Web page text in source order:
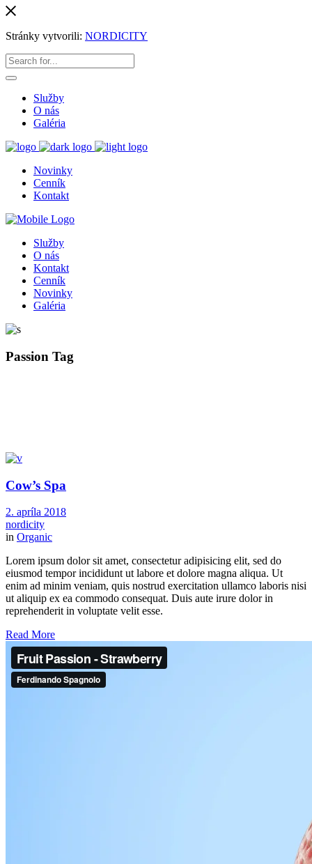
Stránky vytvorili: NORDICITY
Služby
O nás
Galéria
Novinky
Cenník
Kontakt
Služby
O nás
Kontakt
Cenník
Novinky
Galéria
Passion Tag
Cow’s Spa
2. apríla 2018
nordicity
in Organic
Lorem ipsum dolor sit amet, consectetur adipisicing elit, sed do
eiusmod tempor incididunt ut labore et dolore magna aliqua. Ut
enim ad minim veniam, quis nostrud exercitation ullamco laboris nisi
ut aliquip ex ea commodo consequat. Duis aute irure dolor in
reprehenderit in voluptate velit esse.
Read More